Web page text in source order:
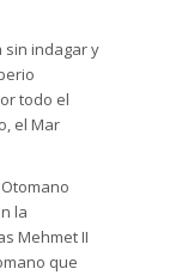
sin indagar y
todo el
el Mar
la
Mehmet II
que